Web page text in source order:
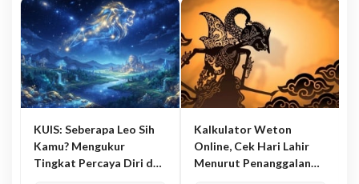
KUIS: Seberapa Leo Sih
Kamu? Mengukur
Tingkat Percaya Diri dan
Kalkulator Weton
Online, Cek Hari Lahir
Menurut Penanggalan